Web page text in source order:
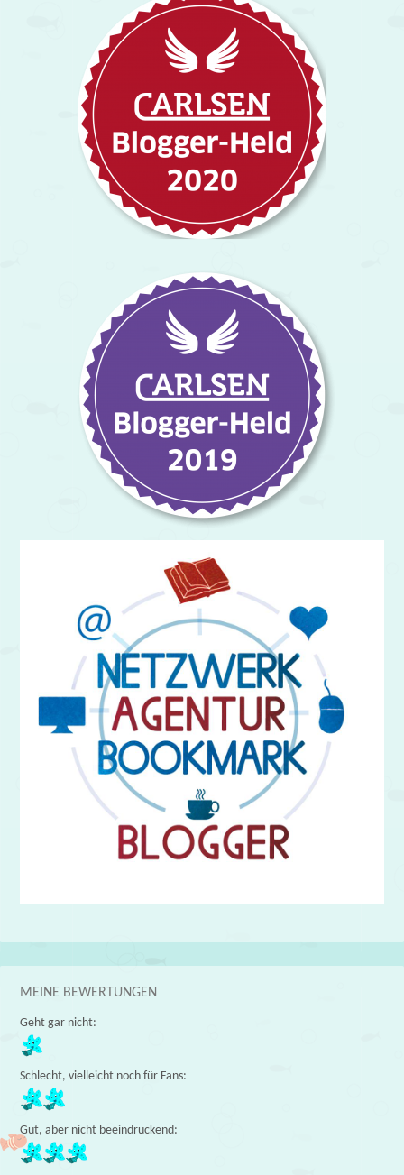
MEINE BEWERTUNGEN
Geht gar nicht:
Schlecht, vielleicht noch für Fans:
Gut, aber nicht beeindruckend: